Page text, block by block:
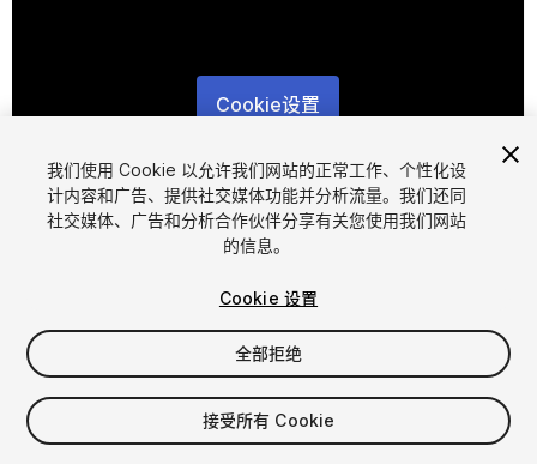
Cookie设置
1/13
$14.99
席位
我们使用 Cookie 以允许我们网站的正常工作、个性化设
计内容和广告、提供社交媒体功能并分析流量。我们还同
社交媒体、广告和分析合作伙伴分享有关您使用我们网站
的信息。
Cookie 设置
全部拒绝
接受所有 Cookie